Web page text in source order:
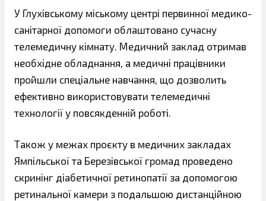
У Глухівському міському центрі первинної медико-
санітарної допомоги облаштовано сучасну
телемедичну кімнату. Медичний заклад отримав
необхідне обладнання, а медичні працівники
пройшли спеціальне навчання, що дозволить
ефективно використовувати телемедичні
технології у повсякденній роботі.
Також у межах проєкту в медичних закладах
Ямпільської та Березівської громад проведено
скринінг діабетичної ретинопатії за допомогою
ретинальної камери з подальшою дистанційною